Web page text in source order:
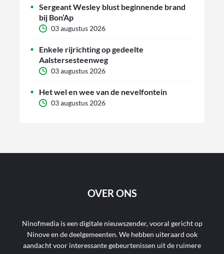
Sergeant Wesley blust beginnende brand
bij Bon’Ap
03 augustus 2026
Enkele rijrichting op gedeelte
Aalstersesteenweg
03 augustus 2026
Het wel en wee van de nevelfontein
03 augustus 2026
OVER ONS
Ninofmedia is een digitale nieuwszender, vooral gericht op
Ninove en de deelgemeenten. We hebben uiteraard ook
aandacht voor interessante gebeurtenissen uit de ruimere